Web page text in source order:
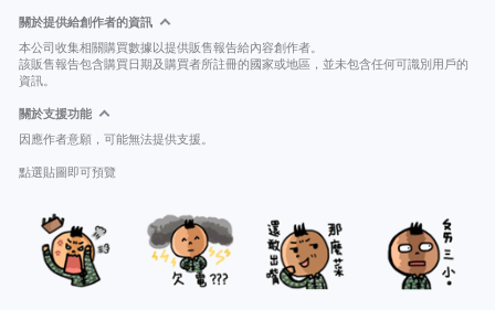
關於提供給創作者的資訊
本公司收集相關購買數據以提供販售報告給內容創作者。
該販售報告包含購買日期及購買者所註冊的國家或地區，並未包含任何可識別用戶的
資訊。
關於支援功能
因應作者意願，可能無法提供支援。
點選貼圖即可預覽